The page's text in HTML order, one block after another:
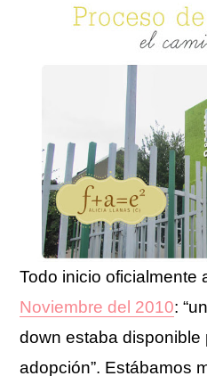
Todo inicio oficialmente
Noviembre del 2010:
down estaba disponible
adopción”. Estábamos